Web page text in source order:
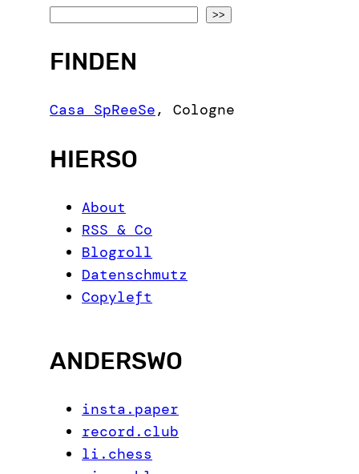
a
c
>>
FINDEN
Casa SpReeSe,Cologne
HIERSO
About
RSS & Co
Blogroll
Datenschmutz
Copyleft
ANDERSWO
insta.paper
record.club
li.chess